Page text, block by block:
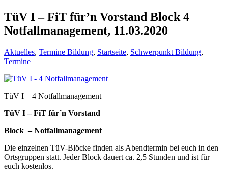
TüV I – FiT für’n Vorstand Block 4
Notfallmanagement, 11.03.2020
Aktuelles, Termine Bildung, Startseite, Schwerpunkt Bildung,
Termine
TüV I – 4 Notfallmanagement
TüV I – FiT für´n Vorstand
Block – Notfallmanagement
Die einzelnen TüV-Blöcke finden als Abendtermin bei euch in den
Ortsgruppen statt. Jeder Block dauert ca. 2,5 Stunden und ist für
euch kostenlos.